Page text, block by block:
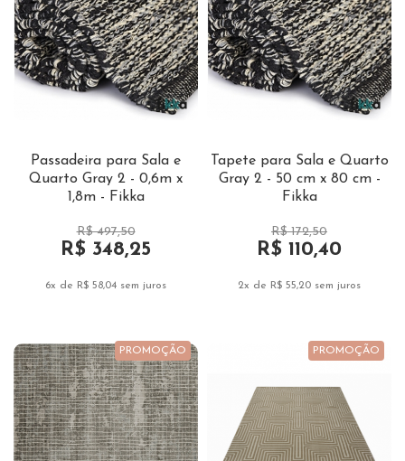
Passadeira para Sala e
Quarto Gray 2 - 0,6m x
1,8m - Fikka
R$ 497,50
R$ 348,25
6x de R$ 58,04 sem juros
Tapete para Sala e Quarto
Gray 2 - 50 cm x 80 cm -
Fikka
R$ 172,50
R$ 110,40
2x de R$ 55,20 sem juros
PROMOÇÃO PROMOÇÃO